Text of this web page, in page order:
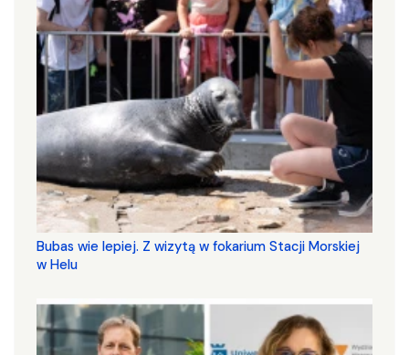
Bubas wie lepiej. Z wizytą w fokarium Stacji Morskiej
w Helu